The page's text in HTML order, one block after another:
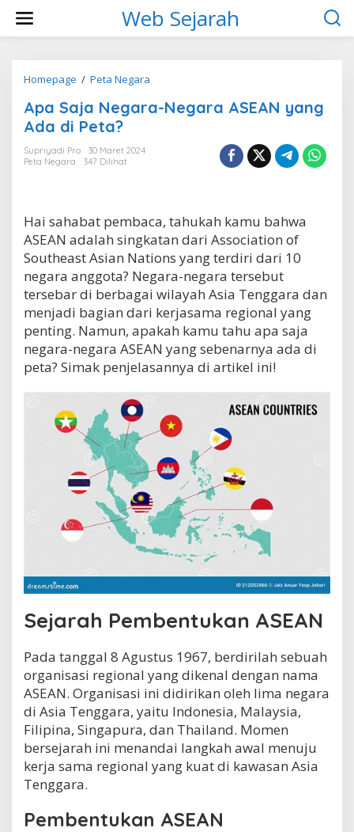
w
Web Sejarah
Homepage / Peta Negara
a
a
r
a
-
N
e
g
a
r
a
A
E
y
A
d
a
d
i
e
t
?
Apa Saja Negara-Negara ASEAN yang
Ada di Peta?
Supriyadi Pro
30 Maret 2024
Peta Negara
347 Dilihat
Hai sahabat pembaca, tahukah kamu bahwa
ASEAN adalah singkatan dari Association of
Southeast Asian Nations yang terdiri dari 10
negara anggota? Negara-negara tersebut
tersebar di berbagai wilayah Asia Tenggara dan
menjadi bagian dari kerjasama regional yang
penting. Namun, apakah kamu tahu apa saja
negara-negara ASEAN yang sebenarnya ada di
peta? Simak penjelasannya di artikel ini!
Sejarah Pembentukan ASEAN
Pada tanggal 8 Agustus 1967, berdirilah sebuah
organisasi regional yang dikenal dengan nama
ASEAN. Organisasi ini didirikan oleh lima negara
di Asia Tenggara, yaitu Indonesia, Malaysia,
Filipina, Singapura, dan Thailand. Momen
bersejarah ini menandai langkah awal menuju
kerja sama regional yang kuat di kawasan Asia
Tenggara.
Pembentukan ASEAN